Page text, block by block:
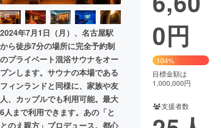
まちづくり・地域活性化
CAMPFIRE for Social Good
CAMPFIRE Creation
CAMPFIREふるさと納税machi-ya コミュニティ
2024年7月1日（月）、名古屋駅
から徒歩7分の場所に完全予約制
のプライベート混浴サウナをオー
プンします。サウナの本場である
フィンランドと同様に、家族や友
人、カップルでも利用可能。最大
6人まで利用できます。あの「と
とのえ親方」プロデュース。都心
0円
104%
目標金額は
1,000,000円
支援者数